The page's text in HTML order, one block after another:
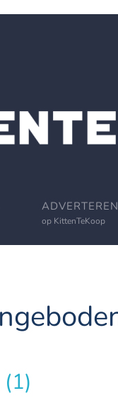
ADVERTEREN
op KittenTeKoop
(1)